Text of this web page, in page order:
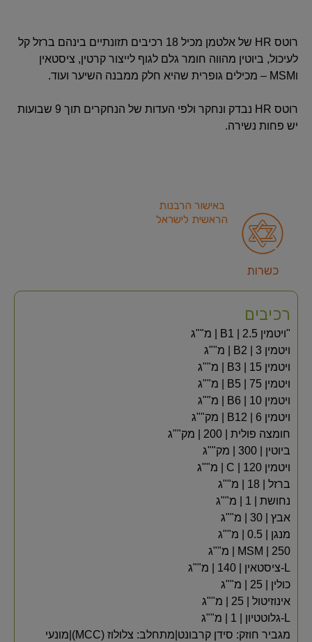
רוטס HR של אלטמן מכיל 18 רכיבים תזונתיים בינהם ברזל קל
לעיכול, ביוטין מהווה חומר גלם לגוף לייצור קרטין, ציסטאין
וMSM – מכילים גופרית שהיא חלק ממבנה השיער ועוד.
רוטס HR נבדק ונחקר ולפי העדות של הנחקרים תוך 9 שבועות
יש פחות נשירה.
כשרות
באישור הרבנות
הראשית לישראל
רכיבים
"ויטמין B1 | 2.5 | מ""ג
ויטמין B2 | 3 | מ""ג
ויטמין B3 | 15 | מ""ג
ויטמין B5 | 75 | מ""ג
ויטמין B6 | 10 | מ""ג
ויטמין B12 | 6 | מק""ג
חומצה פולית | 200 | מק""ג
ביוטין | 300 | מק""ג
ויטמין C | 120 | מ""ג
ברזל | 18 | מ""ג
נחושת | 1 | מ""ג
אבץ | 30 | מ""ג
מנגן | 0.5 | מ""ג
MSM | 250 | מ""ג
L-ציסטאין | 140 | מ""ג
כולין | 25 | מ""ג
אינוזיטול | 25 | מ""ג
L-גלוטטיון | 1 | מ""ג
מגביר חוזק: סידן קרבונט|מתחלב: צלולוז (MCC)|מונעי